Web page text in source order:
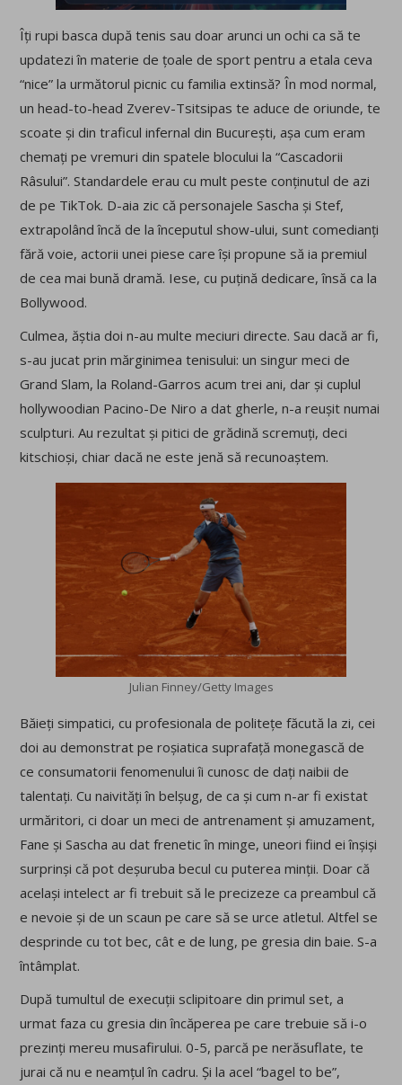
Îți rupi basca după tenis sau doar arunci un ochi ca să te
updatezi în materie de țoale de sport pentru a etala ceva
“nice” la următorul picnic cu familia extinsă? În mod normal,
un head-to-head Zverev-Tsitsipas te aduce de oriunde, te
scoate și din traficul infernal din București, așa cum eram
chemați pe vremuri din spatele blocului la “Cascadorii
Râsului”. Standardele erau cu mult peste conținutul de azi
de pe TikTok. D-aia zic că personajele Sascha și Stef,
extrapolând încă de la începutul show-ului, sunt comedianți
fără voie, actorii unei piese care își propune să ia premiul
de cea mai bună dramă. Iese, cu puțină dedicare, însă ca la
Bollywood.
Culmea, ăștia doi n-au multe meciuri directe. Sau dacă ar fi,
s-au jucat prin mărginimea tenisului: un singur meci de
Grand Slam, la Roland-Garros acum trei ani, dar și cuplul
hollywoodian Pacino-De Niro a dat gherle, n-a reușit numai
sculpturi. Au rezultat și pitici de grădină scremuți, deci
kitschioși, chiar dacă ne este jenă să recunoaștem.
Julian Finney/Getty Images
Băieți simpatici, cu profesionala de politețe făcută la zi, cei
doi au demonstrat pe roșiatica suprafață monegască de
ce consumatorii fenomenului îi cunosc de dați naibii de
talentați. Cu naivități în belșug, de ca și cum n-ar fi existat
urmăritori, ci doar un meci de antrenament și amuzament,
Fane și Sascha au dat frenetic în minge, uneori fiind ei înșiși
surprinși că pot deșuruba becul cu puterea minții. Doar că
același intelect ar fi trebuit să le precizeze ca preambul că
e nevoie și de un scaun pe care să se urce atletul. Altfel se
desprinde cu tot bec, cât e de lung, pe gresia din baie. S-a
întâmplat.
După tumultul de execuții sclipitoare din primul set, a
urmat faza cu gresia din încăperea pe care trebuie să i-o
prezinți mereu musafirului. 0-5, parcă pe nerăsuflate, te
jurai că nu e neamțul în cadru. Și la acel “bagel to be”,